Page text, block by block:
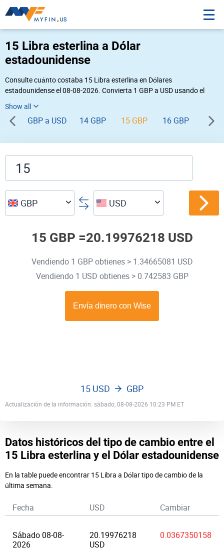
15 Libra esterlina a Dólar
estadounidense
Consulte cuánto costaba 15 Libra esterlina en Dólares
estadounidense el 08-08-2026. Convierta 1 GBP a USD usando el
inversa, vaya a «
GBP a USD 14 GBP 15 GBP 16 GBP 17
GBP USD
15 GBP =20.19976218 USD
Vendiendo 1 GBP obtienes > 1.34665081 USD
Vendiendo 1 USD obtienes > 0.742583 GBP
Actualización de la información: sábado, 08-08-2026 10:23 PM ET
15 USD GBP
Datos históricos del tipo de cambio entre el
15 Libra esterlina y el Dólar estadounidense
En la table puede encontrar 15 Libra a Dólar tipo de cambio de la
última semana.
Fecha USD Cambiar
Sábado 08-08-
2026
20.19976218
USD
0.0367350158